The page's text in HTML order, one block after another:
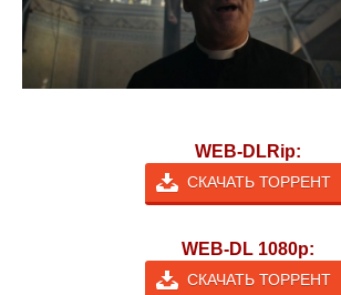
WEB-DLRip:
СКАЧАТЬ ТОРРЕНТ
WEB-DL 1080p:
СКАЧАТЬ ТОРРЕНТ